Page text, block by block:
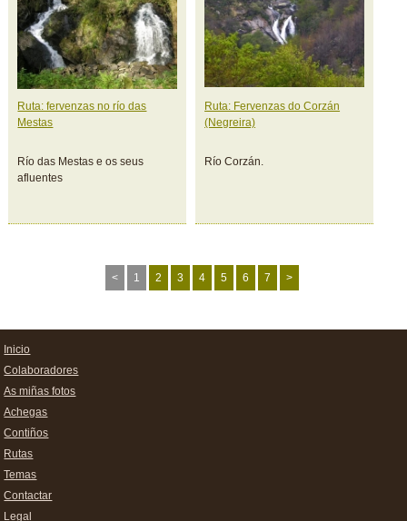
Ruta: fervenzas no río das
Mestas
Río das Mestas e os seus
afluentes
Ruta: Fervenzas do Corzán
(Negreira)
Río Corzán.
< 1 2 3 4 5 6 7 >
Inicio
Colaboradores
As miñas fotos
Achegas
Contiños
Rutas
Temas
Contactar
Legal